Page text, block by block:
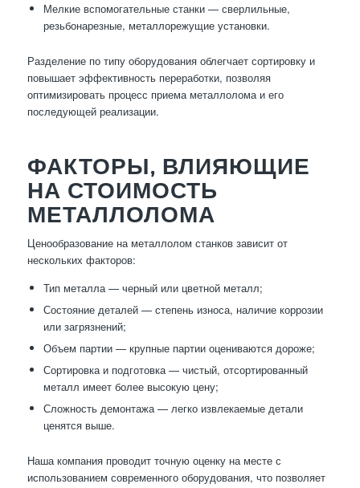
Мелкие вспомогательные станки — сверлильные,
резьбонарезные, металлорежущие установки.
Разделение по типу оборудования облегчает сортировку и
повышает эффективность переработки, позволяя
оптимизировать процесс приема металлолома и его
последующей реализации.
ФАКТОРЫ, ВЛИЯЮЩИЕ
НА СТОИМОСТЬ
МЕТАЛЛОЛОМА
Ценообразование на металлолом станков зависит от
нескольких факторов:
Тип металла — черный или цветной металл;
Состояние деталей — степень износа, наличие коррозии
или загрязнений;
Объем партии — крупные партии оцениваются дороже;
Сортировка и подготовка — чистый, отсортированный
металл имеет более высокую цену;
Сложность демонтажа — легко извлекаемые детали
ценятся выше.
Наша компания проводит точную оценку на месте с
использованием современного оборудования, что позволяет